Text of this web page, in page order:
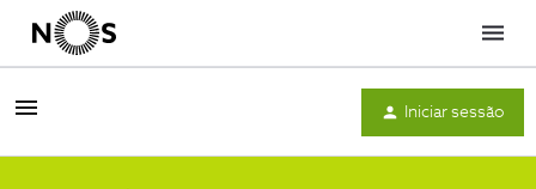
Menu
Iniciar sessão